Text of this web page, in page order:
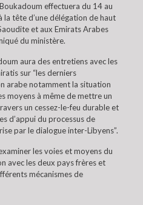
effectuera du 14 au
la tête d’une délégation de haut
et aux Emirats Arabes
du ministère.
aura des entretiens avec les
sur “les derniers
arabe notamment la situation
moyens à même de mettre un
un cessez-le-feu durable et
d’appui du processus de
par le dialogue inter-Libyens”.
les voies et moyens du
avec les deux pays frères et
mécanismes de